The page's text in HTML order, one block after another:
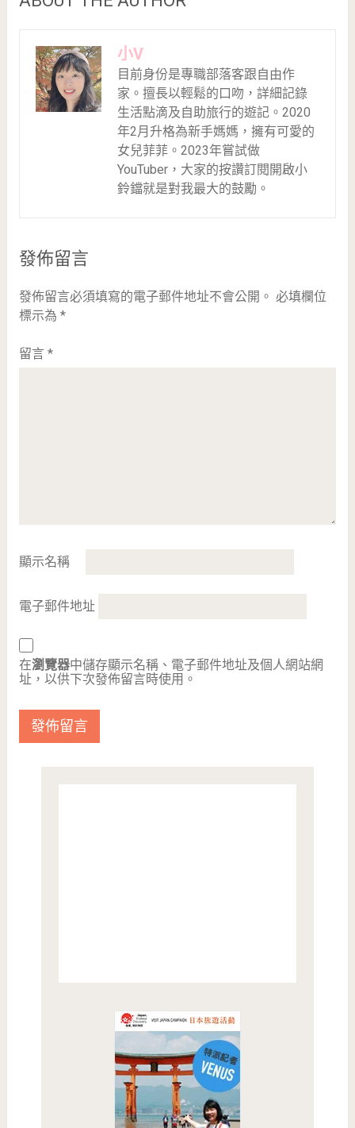
小V
目前身份是專職部落客跟自由作
家。擅長以輕鬆的口吻，詳細記錄
生活點滴及自助旅行的遊記。2020
年2月升格為新手媽媽，擁有可愛的
女兒菲菲。2023年嘗試做
YouTuber，大家的按讚訂閱開啟小
鈴鐺就是對我最大的鼓勵。
發佈留言
發佈留言必須填寫的電子郵件地址不會公開。 必填欄位
標示為 *
留言 *
顯示名稱
電子郵件地址
在瀏覽器中儲存顯示名稱、電子郵件地址及個人網站網
址，以供下次發佈留言時使用。